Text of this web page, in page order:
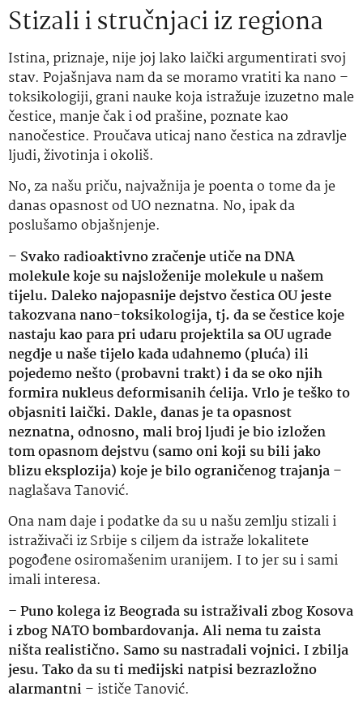
Stizali i stručnjaci iz regiona
Istina, priznaje, nije joj lako laički argumentirati svoj
stav. Pojašnjava nam da se moramo vratiti ka nano –
toksikologiji, grani nauke koja istražuje izuzetno male
čestice, manje čak i od prašine, poznate kao
nanočestice. Proučava uticaj nano čestica na zdravlje
ljudi, životinja i okoliš.
No, za našu priču, najvažnija je poenta o tome da je
danas opasnost od UO neznatna. No, ipak da
poslušamo objašnjenje.
– Svako radioaktivno zračenje utiče na DNA
molekule koje su najsloženije molekule u našem
tijelu. Daleko najopasnije dejstvo čestica OU jeste
takozvana nano-toksikologija, tj. da se čestice koje
nastaju kao para pri udaru projektila sa OU ugrade
negdje u naše tijelo kada udahnemo (pluća) ili
pojedemo nešto (probavni trakt) i da se oko njih
formira nukleus deformisanih ćelija. Vrlo je teško to
objasniti laički. Dakle, danas je ta opasnost
neznatna, odnosno, mali broj ljudi je bio izložen
tom opasnom dejstvu (samo oni koji su bili jako
blizu eksplozija) koje je bilo ograničenog trajanja–
naglašava Tanović.
Ona nam daje i podatke da su u našu zemlju stizali i
istraživači iz Srbije s ciljem da istraže lokalitete
pogođene osiromašenim uranijem. I to jer su i sami
imali interesa.
– Puno kolega iz Beograda su istraživali zbog Kosova
i zbog NATO bombardovanja. Ali nema tu zaista
ništa realistično. Samo su nastradali vojnici. I zbilja
jesu. Tako da su ti medijski natpisi bezrazložno
alarmantni– ističe Tanović.